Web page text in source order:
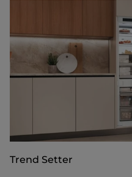
Trend Setter